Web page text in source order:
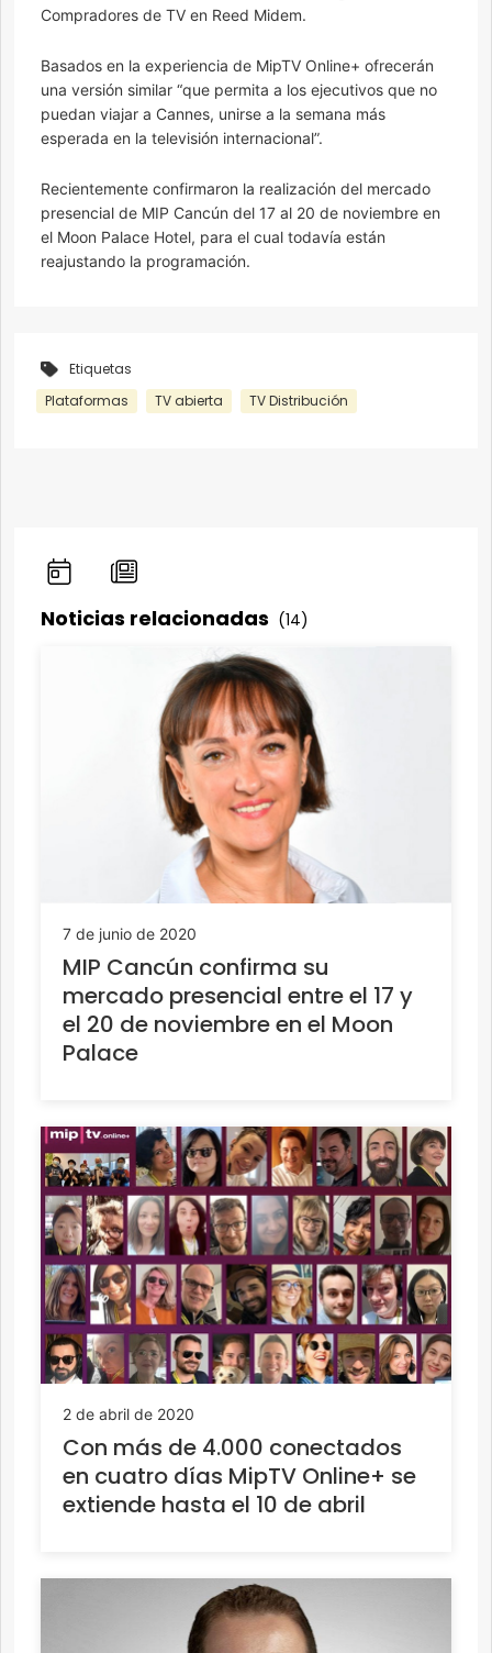
Compradores de TV en Reed Midem.
Basados en la experiencia de MipTV Online+ ofrecerán
una versión similar “que permita a los ejecutivos que no
puedan viajar a Cannes, unirse a la semana más
esperada en la televisión internacional”.
Recientemente confirmaron la realización del mercado
presencial de MIP Cancún del 17 al 20 de noviembre en
el Moon Palace Hotel, para el cual todavía están
reajustando la programación.
Etiquetas
Plataformas
TV abierta TV Distribución
Noticias relacionadas (14)
7 de junio de 2020
MIP Cancún confirma su
mercado presencial entre el 17 y
el 20 de noviembre en el Moon
Palace
2 de abril de 2020
Con más de 4.000 conectados
en cuatro días MipTV Online+ se
extiende hasta el 10 de abril